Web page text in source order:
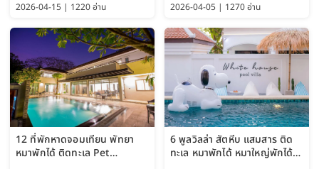
2026-04-15 | 1220 อ่าน
Bangkok อัปเดตล่าสุด
2026-04-05 | 1270 อ่าน
12 ที่พักหาดจอมเทียน พัทยา
หมาพักได้ ติดทะเล Pet
6 พูลวิลล่า สัตหีบ แสมสาร ติด
ทะเล หมาพักได้ หมาใหญ่พักได้